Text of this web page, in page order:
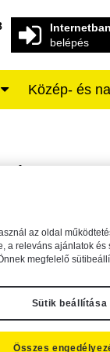
belépés
Közép- és
kérjük, írja be
az oldal
a releváns ajánlatok
megfelelő
Sütik beállítása
Összes